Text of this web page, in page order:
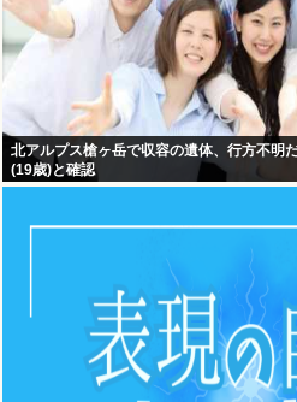
北アルプス槍ヶ岳で収容の遺体、行方不明
(19歳)と確認